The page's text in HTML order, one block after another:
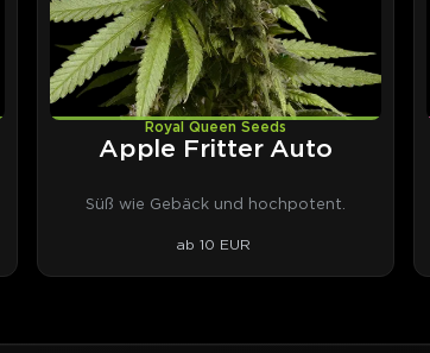
Royal Queen Seeds
Apple Fritter Auto
Süß wie Gebäck und hochpotent.
ab 10 EUR